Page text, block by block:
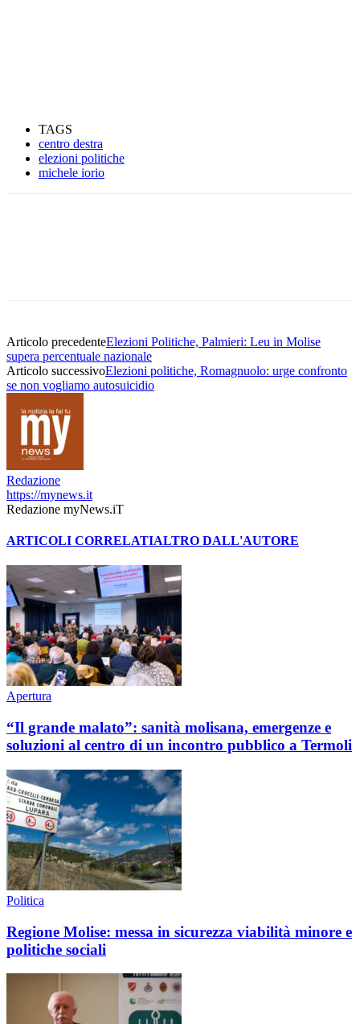
TAGS
centro destra
elezioni politiche
michele iorio
Articolo precedenteElezioni Politiche, Palmieri: Leu in Molise
supera percentuale nazionale
Articolo successivoElezioni politiche, Romagnuolo: urge confronto
se non vogliamo autosuicidio
Redazione
https://mynews.it
Redazione myNews.iT
ARTICOLI CORRELATIALTRO DALL'AUTORE
Apertura
“Il grande malato”: sanità molisana, emergenze e
soluzioni al centro di un incontro pubblico a Termoli
Politica
Regione Molise: messa in sicurezza viabilità minore e
politiche sociali